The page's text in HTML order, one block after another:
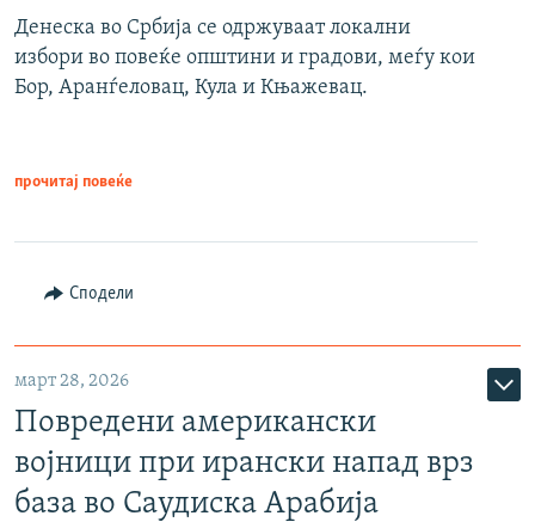
Денеска во Србија се одржуваат локални
избори во повеќе општини и градови, меѓу кои
Бор, Аранѓеловац, Кула и Књажевац.
прочитај повеќе
Сподели
март 28, 2026
Повредени американски
војници при ирански напад врз
база во Саудиска Арабија